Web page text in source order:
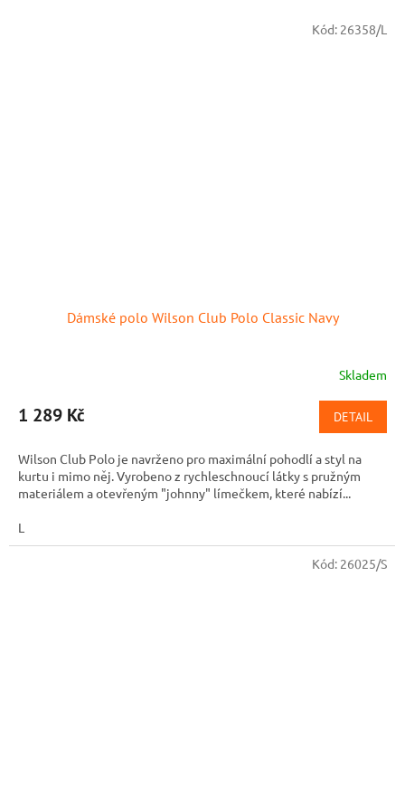
Dámské polo Wilson Club Polo Classic Navy
Skladem
1 289 Kč DETAIL
Wilson Club Polo je navrženo pro maximální pohodlí a styl na
kurtu i mimo něj. Vyrobeno z rychleschnoucí látky s pružným
materiálem a otevřeným "johnny" límečkem, které nabízí...
L
Kód: 26358/L
Kód: 26025/S